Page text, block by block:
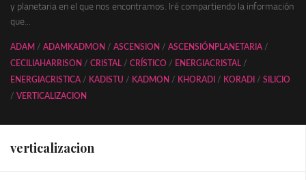
y planetaria en el que nos encontramos. Iré compartiendo la información
que...
ADAM / ADAMKADMON / ASCENSION / ASCENSIÓNPLANETARIA /
CECILIAHARRISON / CRISTAL / CRÍSTICO / ENERGIACRISTAL /
ENERGIACRISTICA / KADISTU / KADMON / KHORADI / KORADI / SILICIO
/ VERTICALIZACION
verticalizacion